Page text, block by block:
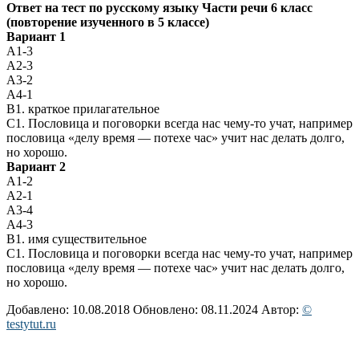
Ответ на тест по русскому языку Части речи 6 класс
(повторение изученного в 5 классе)
Вариант 1
А1-3
А2-3
А3-2
А4-1
В1. краткое прилагательное
С1. Пословица и поговорки всегда нас чему-то учат, например
пословица «делу время — потехе час» учит нас делать долго,
но хорошо.
Вариант 2
А1-2
А2-1
А3-4
А4-3
В1. имя существительное
С1. Пословица и поговорки всегда нас чему-то учат, например
пословица «делу время — потехе час» учит нас делать долго,
но хорошо.
Добавлено: 10.08.2018 Обновлено: 08.11.2024 Автор: ©
testytut.ru